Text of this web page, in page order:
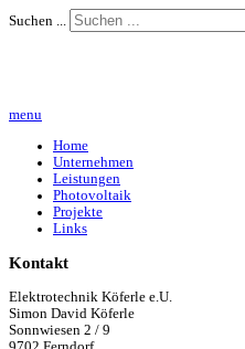
Suchen ...
menu
Home
Unternehmen
Leistungen
Photovoltaik
Projekte
Links
Kontakt
Elektrotechnik Köferle e.U.
Simon David Köferle
Sonnwiesen 2 / 9